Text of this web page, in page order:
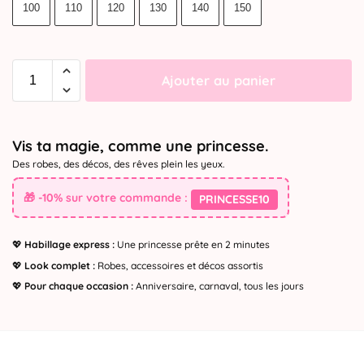
100 110 120 130 140 150
Ajouter au panier
Vis ta magie, comme une princesse.
Des robes, des décos, des rêves plein les yeux.
🎁 -10% sur votre commande : PRINCESSE10
💖 Habillage express : Une princesse prête en 2 minutes
💖 Look complet : Robes, accessoires et décos assortis
💖 Pour chaque occasion : Anniversaire, carnaval, tous les jours